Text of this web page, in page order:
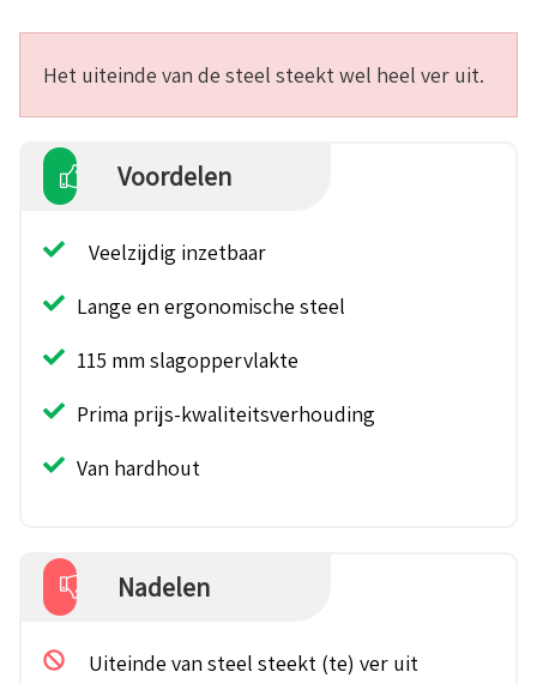
Het uiteinde van de steel steekt wel heel ver uit.
Voordelen
Veelzijdig inzetbaar
Lange en ergonomische steel
115 mm slagoppervlakte
Prima prijs-kwaliteitsverhouding
Van hardhout
Nadelen
Uiteinde van steel steekt (te) ver uit